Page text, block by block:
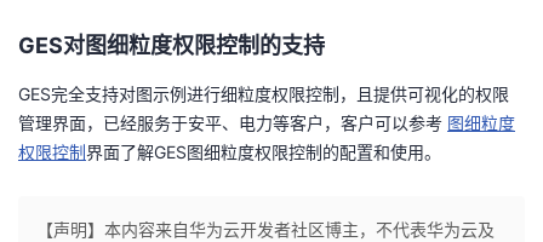
GES对图细粒度权限控制的支持
GES完全支持对图示例进行细粒度权限控制，且提供可视化的权限
管理界面，已经服务于安平、电力等客户，客户可以参考 图细粒度
权限控制界面了解GES图细粒度权限控制的配置和使用。
【声明】本内容来自华为云开发者社区博主，不代表华为云及